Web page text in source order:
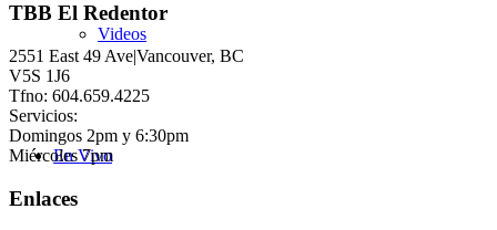
Videos
En Vivo
TBB El Redentor
2551 East 49 Ave|Vancouver, BC
V5S 1J6
Tfno: 604.659.4225
Servicios:
Domingos 2pm y 6:30pm
Miércoles 7pm
Enlaces